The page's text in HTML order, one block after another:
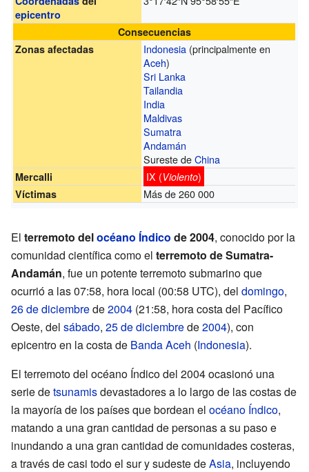
epicentro
Consecuencias
Zonas afectadas
Indonesia (principalmente en
Aceh)
Sri Lanka
Tailandia
India
Maldivas
Sumatra
Andamán
Sureste deChina
Mercalli IX (Violento)
Víctimas Más de 260 000
El terremoto delocéano Índico de 2004, conocido por la
comunidad científica como el terremoto de Sumatra-
Andamán, fue un potente terremoto submarino que
ocurrió a las 07:58, hora local (00:58 UTC), del domingo,
26 de diciembrede2004 (21:58, hora costa del Pacífico
Oeste, del sábado, 25 de diciembrede2004), con
epicentro en la costa de Banda Aceh (Indonesia).
El terremoto del océano Índico del 2004 ocasionó una
serie detsunamisdevastadores a lo largo de las costas de
la mayoría de los países que bordean el océano Índico,
matando a una gran cantidad de personas a su paso e
inundando a una gran cantidad de comunidades costeras,
a través de casi todo el sur y sudeste deAsia, incluyendo